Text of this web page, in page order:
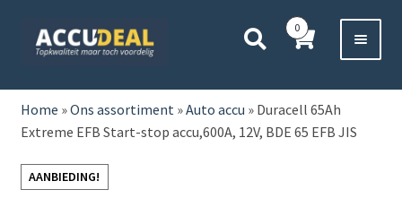
door
naar
direct
naar
HOME
AUTO
BOOT
Home »Ons assortiment»Auto accu » Duracell 65Ah
Extreme EFB Start-stop accu,600A, 12V, BDE 65 EFB JIS
AANBIEDING!
0